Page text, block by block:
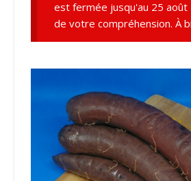
est fermée jusqu'au 25 août
de votre compréhension. À